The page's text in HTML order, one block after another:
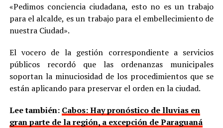
«Pedimos conciencia ciudadana, esto no es un trabajo
para el alcalde, es un trabajo para el embellecimiento de
nuestra Ciudad».
El vocero de la gestión correspondiente a servicios
públicos recordó que las ordenanzas municipales
soportan la minuciosidad de los procedimientos que se
están aplicando para preservar el orden en la ciudad.
Lee también: Cabos: Hay pronóstico de lluvias en
gran parte de la región, a excepción de Paraguaná